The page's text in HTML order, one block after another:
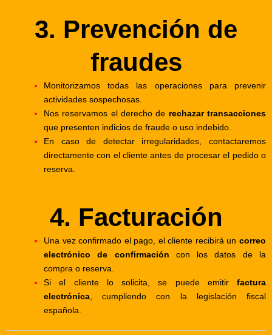
3. Prevención de
fraudes
Monitorizamos todas las operaciones para prevenir
actividades sospechosas.
Nos reservamos el derecho de rechazar transacciones
que presenten indicios de fraude o uso indebido.
En caso de detectar irregularidades, contactaremos
directamente con el cliente antes de procesar el pedido o
reserva.
4. Facturación
Una vez confirmado el pago, el cliente recibirá un correo
electrónico de confirmación con los datos de la
compra o reserva.
Si el cliente lo solicita, se puede emitir factura
electrónica , cumpliendo con la legislación fiscal
española.